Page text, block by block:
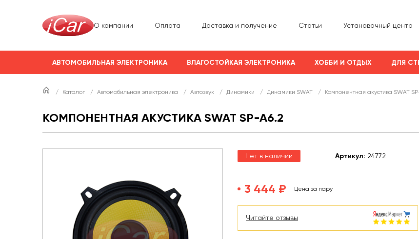
О компании Оплата Доставка и получение Статьи Установочный центр
АВТОМОБИЛЬНАЯ ЭЛЕКТРОНИКА ВЛАГОСТОЙКАЯ ЭЛЕКТРОНИКА ХОББИ И ОТДЫХ ДЛЯ
/ Каталог / Автомобильная электроника / Автозвук / Динамики / Динамики SWAT / Компонентная акустика SWAT
КОМПОНЕНТНАЯ АКУСТИКА SWAT SP-A6.2
Нет в наличии Артикул: 24772
3 444 ₽ Цена за пару
Читайте отзывы